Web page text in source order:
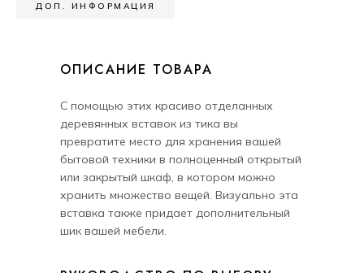
ДОП. ИНФОРМАЦИЯ
ОПИСАНИЕ ТОВАРА
С помощью этих красиво отделанных
деревянных вставок из тика вы
превратите место для хранения вашей
бытовой техники в полноценный открытый
или закрытый шкаф, в котором можно
хранить множество вещей. Визуально эта
вставка также придает дополнительный
шик вашей мебели.